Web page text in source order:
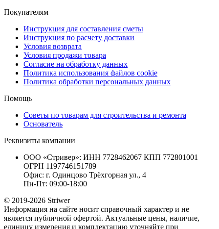
Покупателям
Инструкция для составления сметы
Инструкция по расчету доставки
Условия возврата
Условия продажи товара
Согласие на обработку данных
Политика использования файлов cookie
Политика обработки персональных данных
Помощь
Советы по товарам для строительства и ремонта
Основатель
Реквизиты компании
ООО «Стривер»: ИНН 7728462067 КПП 772801001
ОГРН 1197746151789
Офис: г. Одинцово Трёхгорная ул., 4
Пн-Пт: 09:00-18:00
© 2019-2026 Striwer
Информация на сайте носит справочный характер и не
является публичной офертой. Актуальные цены, наличие,
единицу измерения и комплектацию уточняйте при